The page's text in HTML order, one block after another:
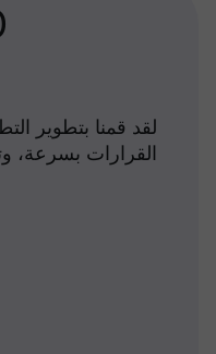
لقد قمنا بتطوير
القرارات بسرعة،